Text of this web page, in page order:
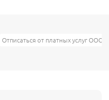
Отписаться от платных услуг